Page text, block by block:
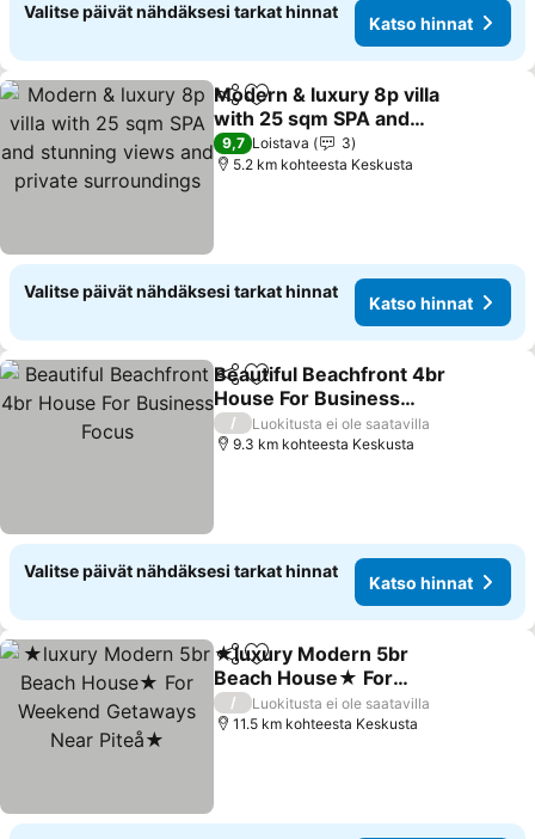
Valitse päivät nähdäksesi tarkat hinnat
Katso hinnat
Jaa Lisää suosikkeihin
Modern & luxury 8p villa
with 25 sqm SPA and
stunning views and
private surroundings
9,7 Loistava
3
5.2 km kohteesta Keskusta
Valitse päivät nähdäksesi tarkat hinnat
Katso hinnat
Jaa Lisää suosikkeihin
Beautiful Beachfront 4br
House For Business
Focus
/
Luokitusta ei ole saatavilla
9.3 km kohteesta Keskusta
Valitse päivät nähdäksesi tarkat hinnat
Katso hinnat
Jaa Lisää suosikkeihin
★luxury Modern 5br
Beach House★ For
Weekend Getaways Near
Piteå★
/
Luokitusta ei ole saatavilla
11.5 km kohteesta Keskusta